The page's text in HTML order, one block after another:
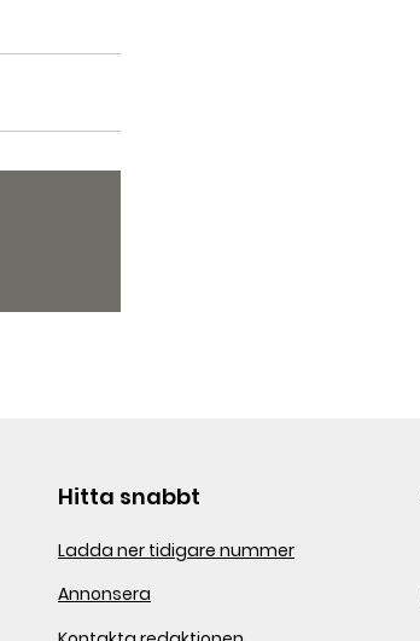
Hitta snabbt
Ladda ner tidigare nummer
Annonsera